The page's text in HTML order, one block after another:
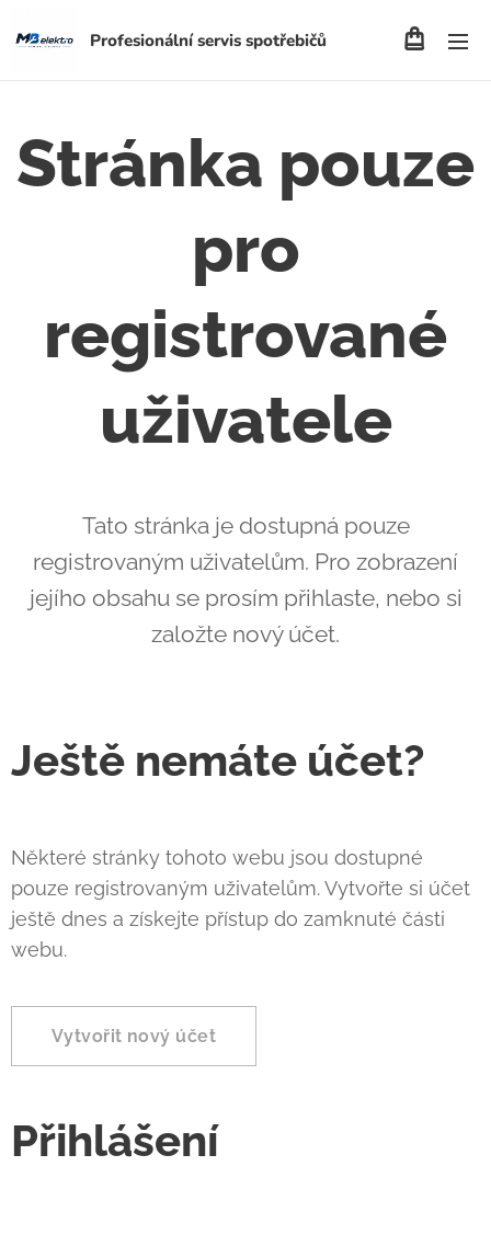
Profesionální servis spotřebičů
Stránka pouze
pro
registrované
uživatele
Tato stránka je dostupná pouze
registrovaným uživatelům. Pro zobrazení
jejího obsahu se prosím přihlaste, nebo si
založte nový účet.
Ještě nemáte účet?
Některé stránky tohoto webu jsou dostupné
pouze registrovaným uživatelům. Vytvořte si účet
ještě dnes a získejte přístup do zamknuté části
webu.
Vytvořit nový účet
Přihlášení